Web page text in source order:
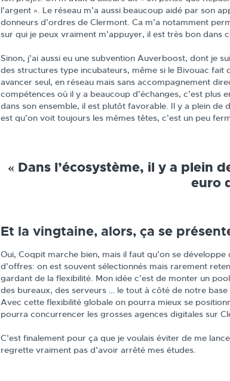
l’argent ». Le réseau m’a aussi beaucoup aidé par son
donneurs d’ordres de Clermont. Ca m’a notamment
sur qui je peux vraiment m’appuyer, il est très bon dans
Sinon, j’ai aussi eu une subvention Auverboost, dont je
des structures type incubateurs, même si le Bivouac
avancer seul, en réseau mais sans accompagnement
compétences où il y a beaucoup d’échanges, c’est plus
dans son ensemble, il est plutôt favorable. Il y a plein
est qu’on voit toujours les mêmes têtes, c’est un peu
« Dans l’écosystème, il y a plein
euro
Et la vingtaine, alors, ça se
Oui, Coqpit marche bien, mais il faut qu’on se
d’offres: on est souvent sélectionnés mais rarement
gardant de la flexibilité. Mon idée c’est de monter un
des bureaux, des serveurs … le tout à côté de notre
Avec cette flexibilité globale on pourra mieux se
pourra concurrencer les grosses agences digitales sur
C’est finalement pour ça que je voulais éviter de me
regrette vraiment pas d’avoir arrêté mes études.